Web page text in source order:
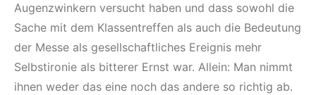
Augenzwinkern versucht haben und dass sowohl die
Sache mit dem Klassentreffen als auch die Bedeutung
der Messe als gesellschaftliches Ereignis mehr
Selbstironie als bitterer Ernst war. Allein: Man nimmt
ihnen weder das eine noch das andere so richtig ab.